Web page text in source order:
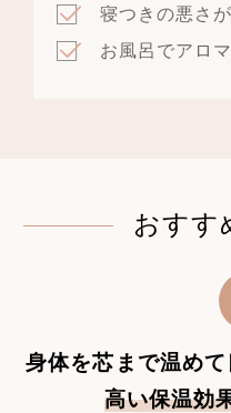
寝つきの悪さ
お風呂でアロ
おすす
身体を芯まで温め
高い保温効